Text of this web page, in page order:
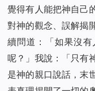
覺得有人能把神自己
對神的觀念、誤解揭
續問道：「如果沒
呢？」我說：「只有
是神的親口說話，末